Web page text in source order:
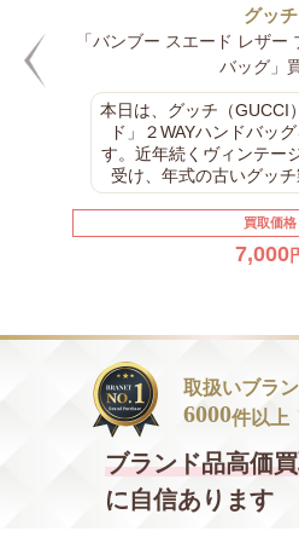
グッチ
「バンブー スエード レザー
バッグ」
本日は、グッチ（GUCCI
ド」２WAYハンドバッ
す。近年続くヴィンテー
受け、年式の古いグッ
買取価格
7,000
取扱いブラ
6000件以上
ブランド品高価
に自信あります